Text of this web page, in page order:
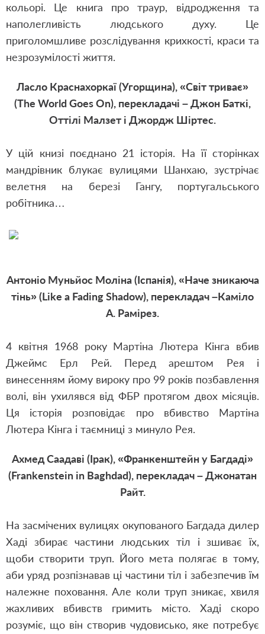
кольорі. Це книга про траур, відродження та
наполегливість людського духу. Це
приголомшливе розслідування крихкості, краси та
незрозумілості життя.
Ласло Краснахоркаї (Угорщина), «Світ триває»
(The World Goes On), перекладачі – Джон Баткі,
Оттілі Малзет і Джордж Шіртес.
У цій книзі поєднано 21 історія. На її сторінках
мандрівник блукає вулицями Шанхаю, зустрічає
велетня на березі Гангу, португальського
робітника…
Антоніо Муньйос Моліна (Іспанія), «Наче зникаюча
тінь» (Like a Fading Shadow), перекладач –Каміло
А. Рамірез.
4 квітня 1968 року Мартіна Лютера Кінга вбив
Джеймс Ерл Рей. Перед арештом Рея і
винесенням йому вироку про 99 років позбавлення
волі, він ухилявся від ФБР протягом двох місяців.
Ця історія розповідає про вбивство Мартіна
Лютера Кінга і таємниці з минуло Рея.
Ахмед Саадаві (Ірак), «Франкенштейн у Багдаді»
(Frankenstein in Baghdad), перекладач – Джонатан
Райт.
На засмічених вулицях окупованого Багдада дилер
Хаді збирає частини людських тіл і зшиває їх,
щоби створити труп. Його мета полягає в тому,
аби уряд розпізнавав ці частини тіл і забезпечив їм
належне поховання. Але коли труп зникає, хвиля
жахливих вбивств гримить місто. Хаді скоро
розуміє, що він створив чудовисько, яке потребує